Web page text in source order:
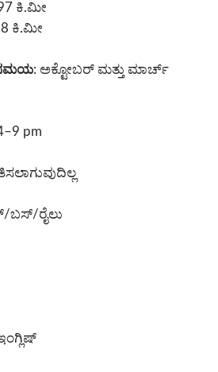
ಕಿ.ಮೀ
ಕಿ.ಮೀ
ಸಮಯ: ಅಕ್ಟೋಬರ್ ಮತ್ತು ಮಾರ್ಚ್
pm
ಬಸ್/ರೈಲು